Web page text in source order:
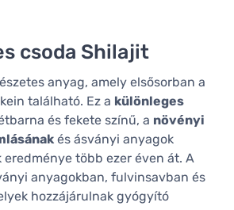
csoda Shilajit
anyag, amely elsősorban a
található. Ez a különleges
és fekete színű, a növényi
és ásványi anyagok
eredménye több ezer éven át. A
anyagokban, fulvinsavban és
hozzájárulnak gyógyító